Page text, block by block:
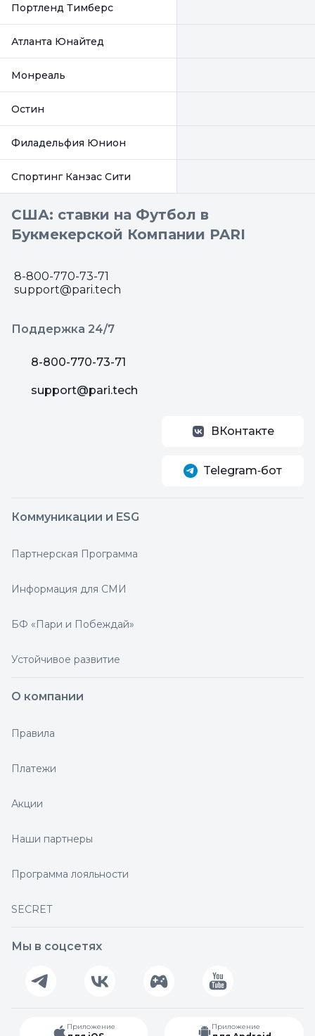
Портленд Тимберс
Атланта Юнайтед
Монреаль
Остин
Филадельфия Юнион
Спортинг Канзас Сити
США: ставки на Футбол в
Букмекерской Компании PARI
8-800-770-73-71
support@pari.tech
Поддержка 24/7
8-800-770-73-71
support@pari.tech
ВКонтакте
Telegram‑бот
Коммуникации и ESG
Партнерская Программа
Информация для СМИ
БФ «Пари и Побеждай»
Устойчивое развитие
О компании
Правила
Платежи
Акции
Наши партнеры
Программа лояльности
SECRET
Мы в соцсетях
Приложение Приложение